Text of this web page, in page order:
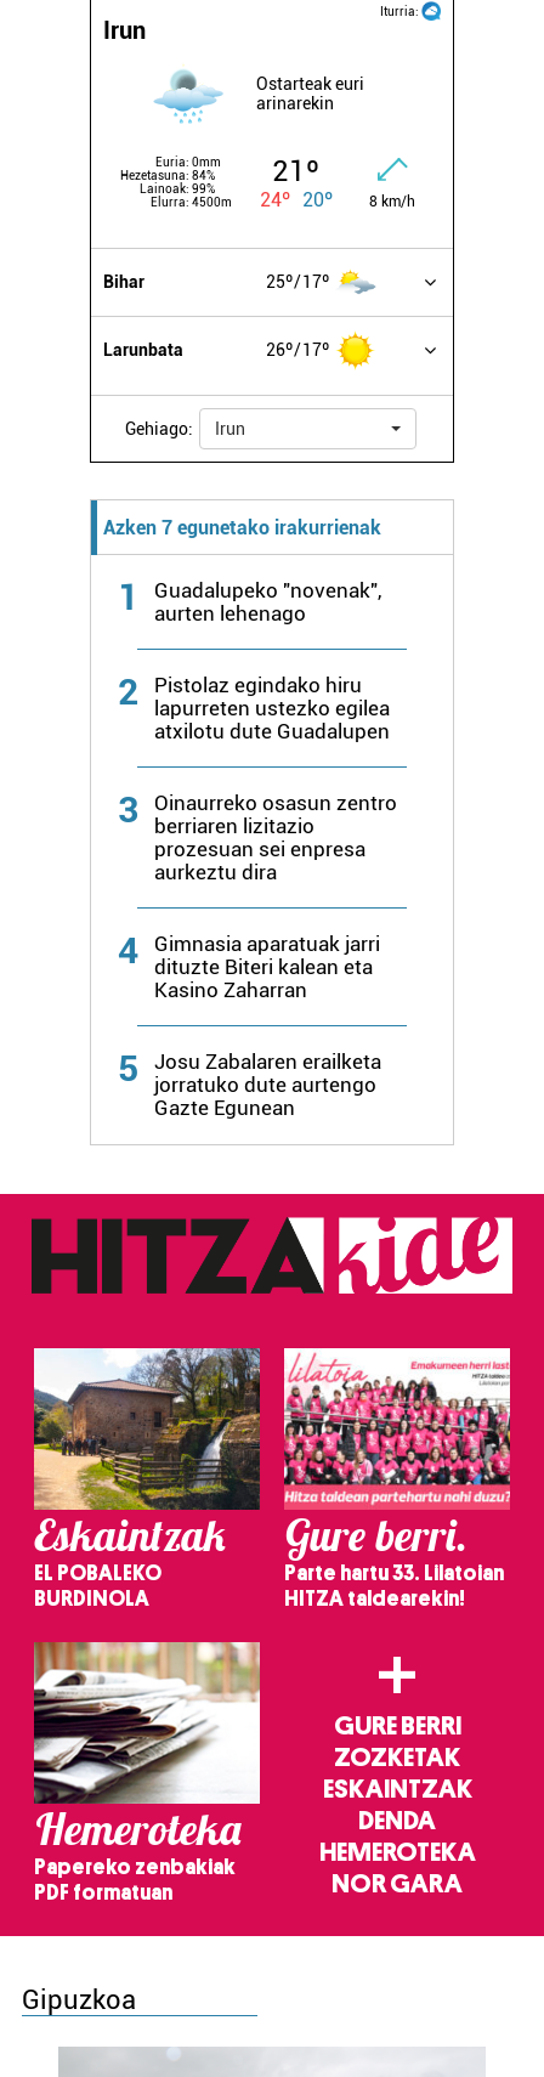
Iturria:
Irun
Ostarteak euri
arinarekin
Euria: 0mm
Hezetasuna: 84%
Lainoak: 99%
Elurra: 4500m
21º
24º 20º 8 km/h
Bihar 25º 17º
Larunbata 26º 17º
Gehiago: Irun
Azken 7 egunetako irakurrienak
1
Guadalupeko "novenak",
aurten lehenago
2
Pistolaz egindako hiru
lapurreten ustezko egilea
atxilotu dute Guadalupen
3
Oinaurreko osasun zentro
berriaren lizitazio
prozesuan sei enpresa
aurkeztu dira
4
Gimnasia aparatuak jarri
dituzte Biteri kalean eta
Kasino Zaharran
5
Josu Zabalaren erailketa
jorratuko dute aurtengo
Gazte Egunean
Eskaintzak
EL POBALEKO
BURDINOLA
Gure berri.
Parte hartu 33. Lilatoian
HITZA taldearekin!
Hemeroteka
Papereko zenbakiak
PDF formatuan
+
GURE BERRI
ZOZKETAK
ESKAINTZAK
DENDA
HEMEROTEKA
NOR GARA
Gipuzkoa